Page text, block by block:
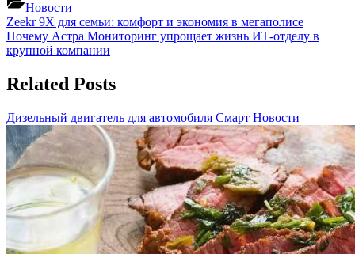
Новости
Навигация
по
Previous
Post:
Zeekr 9X для семьи: комфорт и экономия в мегаполисе
Next
Post:
Почему Астра Мониторинг упрощает жизнь ИТ‑отделу в
крупной компании
Related Posts
Дизельный двигатель для автомобиля Смарт Новости